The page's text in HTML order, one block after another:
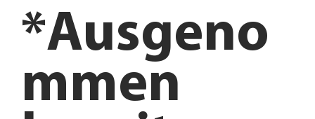
*Ausgeno
mmen